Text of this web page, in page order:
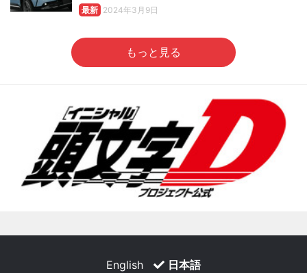
最新 2024年3月9日
もっと見る
English 日本語